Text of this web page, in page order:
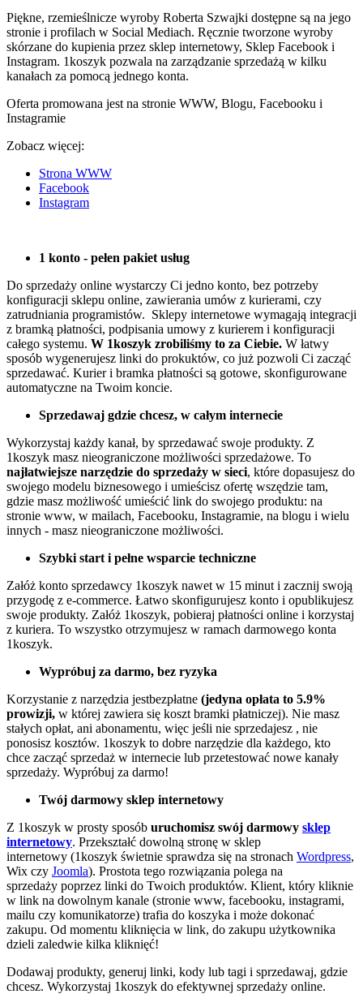
Piękne, rzemieślnicze wyroby Roberta Szwajki dostępne są na jego
stronie i profilach w Social Mediach. Ręcznie tworzone wyroby
skórzane do kupienia przez sklep internetowy, Sklep Facebook i
Instagram. 1koszyk pozwala na zarządzanie sprzedażą w kilku
kanałach za pomocą jednego konta.
Oferta promowana jest na stronie WWW, Blogu, Facebooku i
Instagramie
Zobacz więcej:
Strona WWW
Facebook
Instagram
1 konto - pełen pakiet usług
Do sprzedaży online wystarczy Ci jedno konto, bez potrzeby
konfiguracji sklepu online, zawierania umów z kurierami, czy
zatrudniania programistów. Sklepy internetowe wymagają integracji
z bramką płatności, podpisania umowy z kurierem i konfiguracji
całego systemu. W 1koszyk zrobiliśmy to za Ciebie. W łatwy
sposób wygenerujesz linki do prokuktów, co już pozwoli Ci zacząć
sprzedawać. Kurier i bramka płatności są gotowe, skonfigurowane
automatyczne na Twoim koncie.
Sprzedawaj gdzie chcesz, w całym internecie
Wykorzystaj każdy kanał, by sprzedawać swoje produkty. Z
1koszyk masz nieograniczone możliwości sprzedażowe. To
najłatwiejsze narzędzie do sprzedaży w sieci, które dopasujesz do
swojego modelu biznesowego i umieścisz ofertę wszędzie tam,
gdzie masz możliwość umieścić link do swojego produktu: na
stronie www, w mailach, Facebooku, Instagramie, na blogu i wielu
innych - masz nieograniczone możliwości.
Szybki start i pełne wsparcie techniczne
Załóż konto sprzedawcy 1koszyk nawet w 15 minut i zacznij swoją
przygodę z e-commerce. Łatwo skonfigurujesz konto i opublikujesz
swoje produkty. Załóż 1koszyk, pobieraj płatności online i korzystaj
z kuriera. To wszystko otrzymujesz w ramach darmowego konta
1koszyk.
Wypróbuj za darmo, bez ryzyka
Korzystanie z narzędzia jestbezpłatne (jedyna opłata to 5.9%
prowizji, w której zawiera się koszt bramki płatniczej). Nie masz
stałych opłat, ani abonamentu, więc jeśli nie sprzedajesz , nie
ponosisz kosztów. 1koszyk to dobre narzędzie dla każdego, kto
chce zacząć sprzedaż w internecie lub przetestować nowe kanały
sprzedaży. Wypróbuj za darmo!
Twój darmowy sklep internetowy
Z 1koszyk w prosty sposób uruchomisz swój darmowy sklep
internetowy. Przekształć dowolną stronę w sklep
internetowy (1koszyk świetnie sprawdza się na stronach Wordpress,
Wix czy Joomla). Prostota tego rozwiązania polega na
sprzedaży poprzez linki do Twoich produktów. Klient, który kliknie
w link na dowolnym kanale (stronie www, facebooku, instagrami,
mailu czy komunikatorze) trafia do koszyka i może dokonać
zakupu. Od momentu kliknięcia w link, do zakupu użytkownika
dzieli zaledwie kilka kliknięć!
Dodawaj produkty, generuj linki, kody lub tagi i sprzedawaj, gdzie
chcesz. Wykorzystaj 1koszyk do efektywnej sprzedaży online.